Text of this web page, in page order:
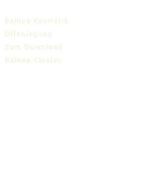
Balnea Kosmetik
Offenlegung
Zum Download
Balnea-Cluster